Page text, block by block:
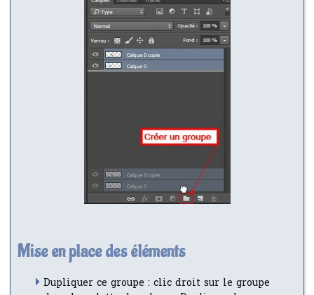
Mise en place des éléments
Dupliquer ce groupe : clic droit sur le groupe